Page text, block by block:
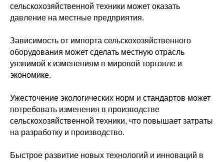
сельскохозяйственной техники может оказать
давление на местные предприятия.
Зависимость от импорта сельскохозяйственного
оборудования может сделать местную отрасль
уязвимой к изменениям в мировой торговле и
экономике.
Ужесточение экологических норм и стандартов может
потребовать изменения в производстве
сельскохозяйственной техники, что повышает затраты
на разработку и производство.
Быстрое развитие новых технологий и инноваций в